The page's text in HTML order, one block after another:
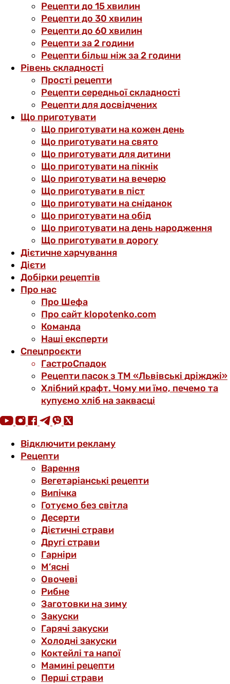
Рецепти до 15 хвилин
Рецепти до 30 хвилин
Рецепти до 60 хвилин
Рецепти за 2 години
Рецепти більш ніж за 2 години
Рівень складності
Прості рецепти
Рецепти середньої складності
Рецепти для досвідчених
Що приготувати
Що приготувати на кожен день
Що приготувати на свято
Що приготувати для дитини
Що приготувати на пікнік
Що приготувати на вечерю
Що приготувати в піст
Що приготувати на сніданок
Що приготувати на обід
Що приготувати на день народження
Що приготувати в дорогу
Дієтичне харчування
Дієти
Добірки рецептів
Про нас
Про Шефа
Про сайт klopotenko.com
Команда
Наші експерти
Спецпроєкти
ГастроСпадок
Рецепти пасок з ТМ «Львівські дріжджі»
Хлібний крафт. Чому ми їмо, печемо та
купуємо хліб на заквасці
Відключити рекламу
Рецепти
Варення
Вегетаріанські рецепти
Випічка
Готуємо без світла
Десерти
Дієтичні страви
Другі страви
Гарніри
М’ясні
Овочеві
Рибне
Заготовки на зиму
Закуски
Гарячі закуски
Холодні закуски
Коктейлі та напої
Мамині рецепти
Перші страви